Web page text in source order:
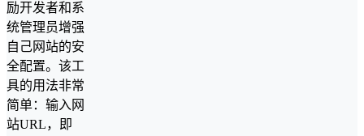
励开发者和系
统管理员增强
自己网站的安
全配置。该工
具的用法非常
简单：输入网
站URL，即